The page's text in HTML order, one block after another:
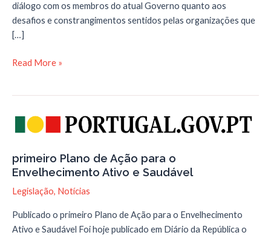
diálogo com os membros do atual Governo quanto aos
desafios e constrangimentos sentidos pelas organizações que
[…]
PROGRAMA
Read More »
primeiro Plano de Ação para o
Envelhecimento Ativo e Saudável
Legislação, Notícias
Publicado o primeiro Plano de Ação para o Envelhecimento
Ativo e Saudável Foi hoje publicado em Diário da República o